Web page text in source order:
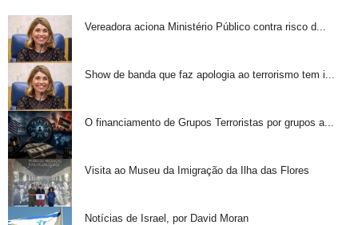
Vereadora aciona Ministério Público contra risco d...
Show de banda que faz apologia ao terrorismo tem i...
O financiamento de Grupos Terroristas por grupos a...
Visita ao Museu da Imigração da Ilha das Flores
Notícias de Israel, por David Moran